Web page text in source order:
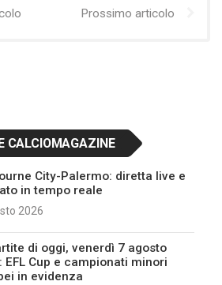
Prossimo articolo
CALCIOMAGAZINE
City-Palermo: diretta live e
in tempo reale
2026
di oggi, venerdì 7 agosto
EFL Cup e campionati minori
in evidenza